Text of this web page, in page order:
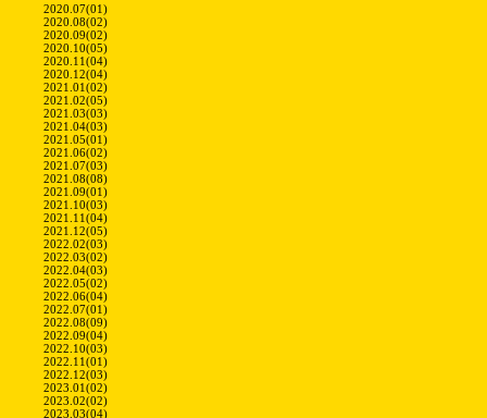
2020.07(01)
2020.08(02)
2020.09(02)
2020.10(05)
2020.11(04)
2020.12(04)
2021.01(02)
2021.02(05)
2021.03(03)
2021.04(03)
2021.05(01)
2021.06(02)
2021.07(03)
2021.08(08)
2021.09(01)
2021.10(03)
2021.11(04)
2021.12(05)
2022.02(03)
2022.03(02)
2022.04(03)
2022.05(02)
2022.06(04)
2022.07(01)
2022.08(09)
2022.09(04)
2022.10(03)
2022.11(01)
2022.12(03)
2023.01(02)
2023.02(02)
2023.03(04)